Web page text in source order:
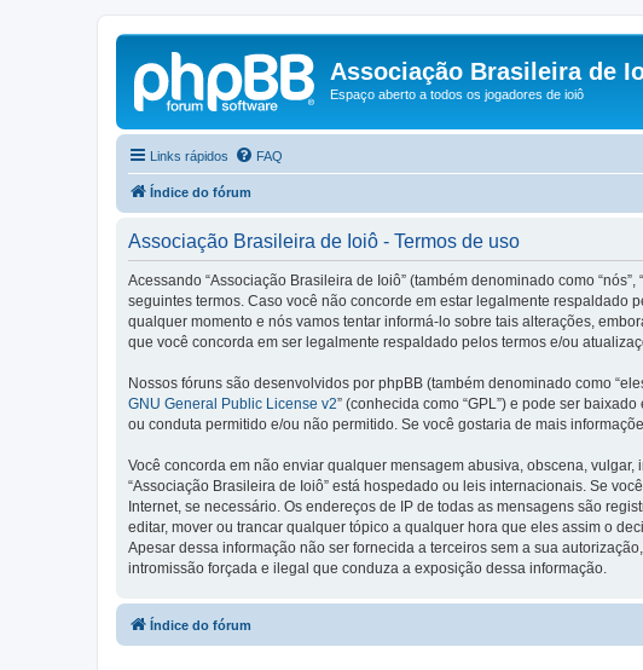
Associação Brasileira de
Espaço aberto a todos os jogadores de ioiô
Links rápidos FAQ
Índice do fórum
Associação Brasileira de Ioiô - Termos de uso
Acessando “Associação Brasileira de Ioiô” (também denominado como
seguintes termos. Caso você não concorde em estar legalmente respaldado
qualquer momento e nós vamos tentar informá-lo sobre tais alterações,
que você concorda em ser legalmente respaldado pelos termos e/ou
Nossos fóruns são desenvolvidos por phpBB (também denominado como
GNU General Public License v2” (conhecida como “GPL”) e pode ser baixado
ou conduta permitido e/ou não permitido. Se você gostaria de mais
Você concorda em não enviar qualquer mensagem abusiva, obscena,
“Associação Brasileira de Ioiô” está hospedado ou leis internacionais. Se
Internet, se necessário. Os endereços de IP de todas as mensagens são
editar, mover ou trancar qualquer tópico a qualquer hora que eles assim o
Apesar dessa informação não ser fornecida a terceiros sem a sua
intromissão forçada e ilegal que conduza a exposição dessa informação.
Índice do fórum